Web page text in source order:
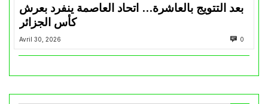
بعد التتويج بالعاشرة… اتحاد العاصمة ينفرد بعرش
كأس الجزائر
Avril 30, 2026 0